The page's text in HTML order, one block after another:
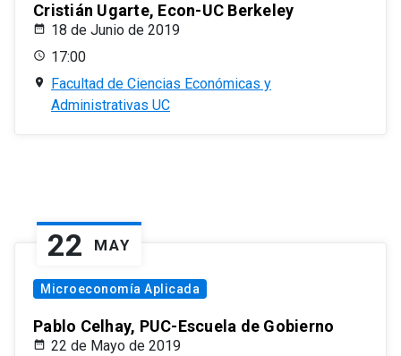
Cristián Ugarte, Econ-UC Berkeley
18 de Junio de 2019
17:00
Facultad de Ciencias Económicas y
Administrativas UC
22 MAY
Microeconomía Aplicada
Pablo Celhay, PUC-Escuela de Gobierno
22 de Mayo de 2019